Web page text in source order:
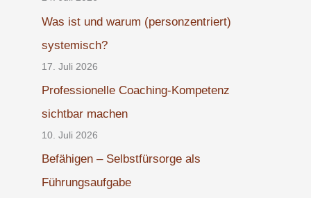
Was ist und warum (personzentriert)
systemisch?
17. Juli 2026
Professionelle Coaching-Kompetenz
sichtbar machen
10. Juli 2026
Befähigen – Selbstfürsorge als
Führungsaufgabe